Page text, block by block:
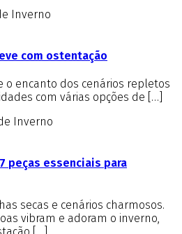
Inverno
com ostentação
o encanto dos cenários repletos
com várias opções de […]
Inverno
peças essenciais para
secas e cenários charmosos.
vibram e adoram o inverno,
[…]